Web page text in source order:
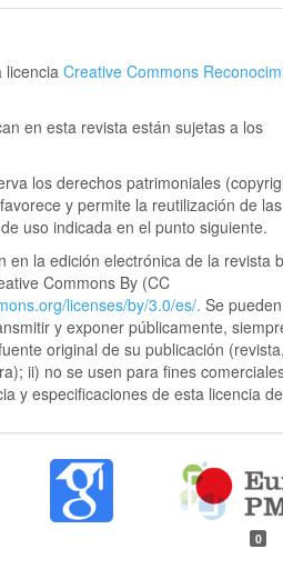
licenciaCreative Commons
en esta revista están sujetas a los
los derechos patrimoniales
y permite la reutilización de las
uso indicada en el punto siguiente.
en la edición electrónica de la revista
Commons By (CC
org/licenses/by/3.0/es/.Se pueden
y exponer públicamente,
original de su publicación (revista,
ii) no se usen para fines
y especificaciones de esta licencia
0